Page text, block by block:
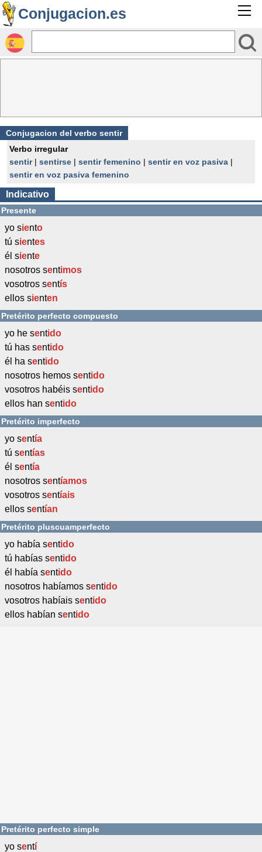
Conjugacion.es
Conjugacion del verbo sentir
Verbo irregular
sentir| sentirse | sentir femenino | sentir en voz pasiva |
sentir en voz pasiva femenino
Indicativo
Presente
yo siento
tú sientes
él siente
nosotros sentimos
vosotros sentís
ellos sienten
Pretérito perfecto compuesto
yo he sentido
tú has sentido
él ha sentido
nosotros hemos sentido
vosotros habéis sentido
ellos han sentido
Pretérito imperfecto
yo sentía
tú sentías
él sentía
nosotros sentíamos
vosotros sentíais
ellos sentían
Pretérito pluscuamperfecto
yo había sentido
tú habías sentido
él había sentido
nosotros habíamos sentido
vosotros habíais sentido
ellos habían sentido
Pretérito perfecto simple
yo sentí